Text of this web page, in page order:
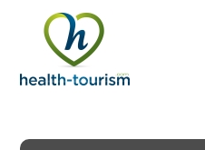
includes
system.